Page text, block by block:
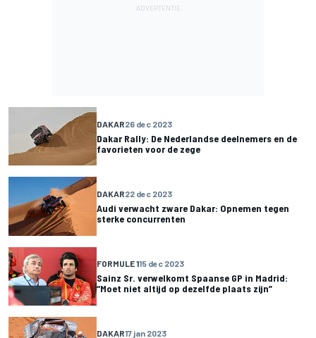
DAKAR26 dec 2023
Dakar Rally: De Nederlandse deelnemers en de
favorieten voor de zege
DAKAR22 dec 2023
Audi verwacht zware Dakar: Opnemen tegen
sterke concurrenten
FORMULE 115 dec 2023
Sainz Sr. verwelkomt Spaanse GP in Madrid:
“Moet niet altijd op dezelfde plaats zijn”
DAKAR17 jan 2023